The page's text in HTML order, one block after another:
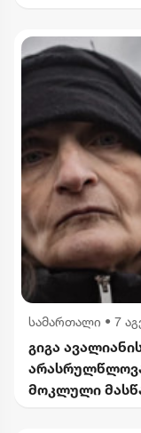
სამართალი • 7
გიგა
მოკლული